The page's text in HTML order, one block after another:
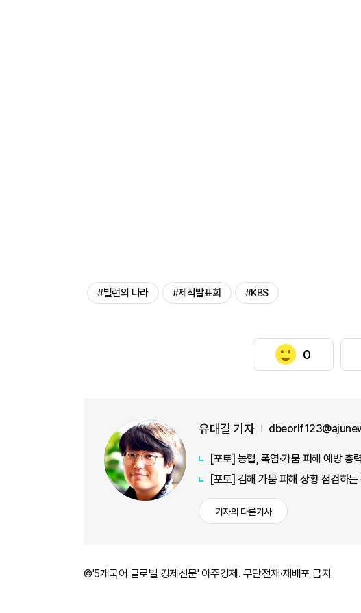
#빌런의 나라 #제작발표회 #KBS
0
유대길 기자
[포토] 농협, 폭염·가뭄 피해 예방 총
[포토] 김해 가뭄 피해 상황 점검하
기자의 다른기사
©'5개국어 글로벌 경제신문' 아주경제. 무단전재·재배포 금지